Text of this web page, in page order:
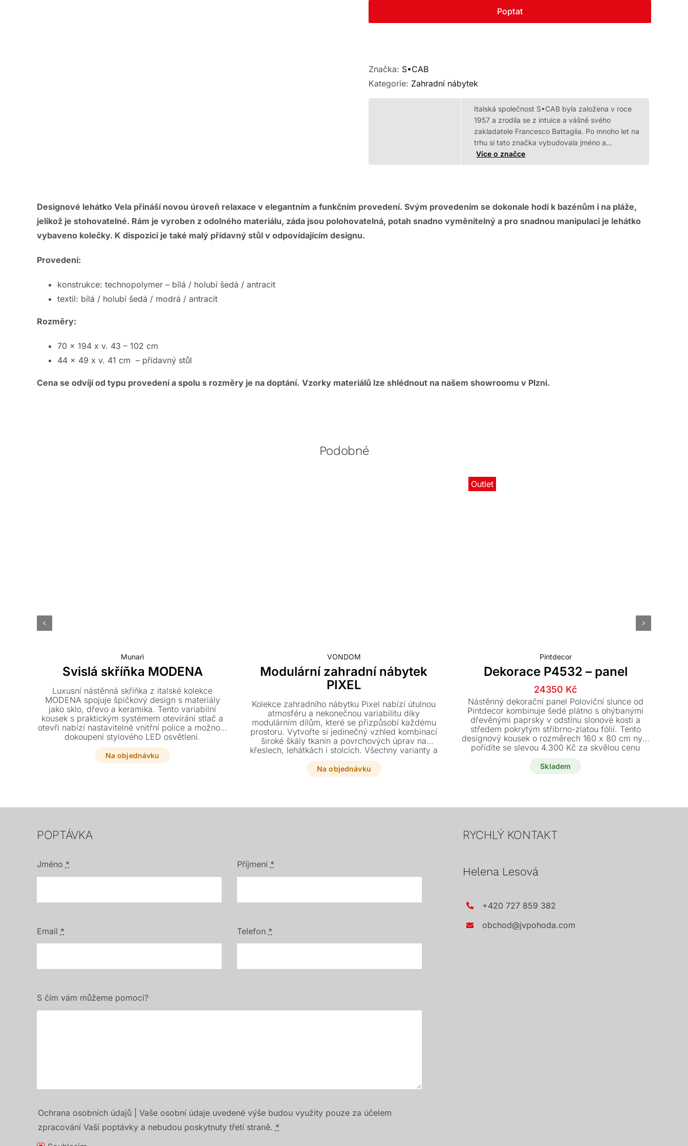
Poptat
Značka: S•CAB
Kategorie: Zahradní nábytek
Italská společnost S•CAB byla založena v roce
1957 a zrodila se z intuice a vášně svého
zakladatele Francesco Battaglia. Po mnoho let na
trhu si tato značka vybudovala jméno a…
Více o značce
Designové lehátko Vela přináší novou úroveň relaxace v elegantním a funkčním provedení. Svým provedením se dokonale hodí k bazénům i na pláže,
jelikož je stohovatelné. Rám je vyroben z odolného materiálu, záda jsou polohovatelná, potah snadno vyměnitelný a pro snadnou manipulaci je lehátko
vybaveno kolečky. K dispozici je také malý přídavný stůl v odpovídajícím designu.
Provedení:
konstrukce: technopolymer – bílá / holubí šedá / antracit
textil: bílá / holubí šedá / modrá / antracit
Rozměry:
70 x 194 x v. 43 – 102 cm
44 x 49 x v. 41 cm – přídavný stůl
Cena se odvíjí od typu provedení a spolu s rozměry je na doptání. Vzorky materiálů lze shlédnout na našem showroomu v Plzni.
Podobné
Munari
Svislá skříňka MODENA
Luxusní nástěnná skříňka z italské kolekce
MODENA spojuje špičkový design s materiály
jako sklo, dřevo a keramika. Tento variabilní
kousek s praktickým systémem otevírání stlač a
otevři nabízí nastavitelné vnitřní police a možnost
dokoupení stylového LED osvětlení.
Na objednávku
VONDOM
Modulární zahradní nábytek
PIXEL
Kolekce zahradního nábytku Pixel nabízí útulnou
atmosféru a nekonečnou variabilitu díky
modulárním dílům, které se přizpůsobí každému
prostoru. Vytvořte si jedinečný vzhled kombinací
široké škály tkanin a povrchových úprav na
křeslech, lehátkách i stolcích. Všechny varianty a
vzorky si můžete prohlédnout přímo v našem
showroomu v Plzni.
Na objednávku
Outlet
Pintdecor
Dekorace P4532 – panel
Původní
cena
byla:
28650 Kč.
24350 Kč
Aktuální
cena
je:
24350 Kč.
Nástěnný dekorační panel Poloviční slunce od
Pintdecor kombinuje šedé plátno s ohýbanými
dřevěnými paprsky v odstínu slonové kosti a
středem pokrytým stříbrno-zlatou fólií. Tento
designový kousek o rozměrech 160 x 80 cm nyní
pořídíte se slevou 4.300 Kč za skvělou cenu
Skladem
POPTÁVKA
Jméno * Příjmení *
Email * Telefon *
S čím vám můžeme pomoci?
Ochrana osobních údajů | Vaše osobní údaje uvedené výše budou využity pouze za účelem
zpracování Vaší poptávky a nebudou poskytnuty třetí straně. *
RYCHLÝ KONTAKT
Helena Lesová
+420 727 859 382
obchod@jvpohoda.com